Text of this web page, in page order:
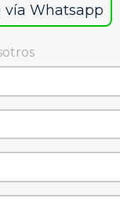
vía Whatsapp